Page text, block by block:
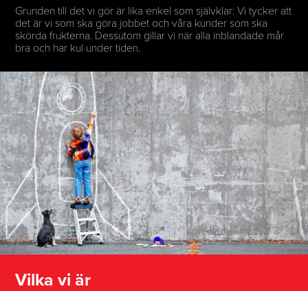
Grunden till det vi gör är lika enkel som självklar: Vi tycker att
det är vi som ska göra jobbet och våra kunder som ska
skörda frukterna. Dessutom gillar vi när alla inblandade mår
bra och har kul under tiden.
Vilka vi är